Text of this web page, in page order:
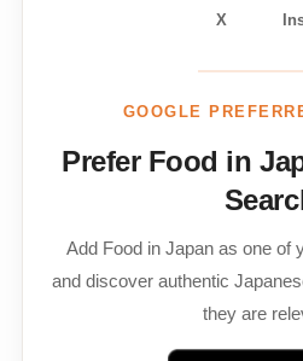
X
GOOGLE
Prefer Food in
Add Food in Japan as one of
and discover authentic
they are